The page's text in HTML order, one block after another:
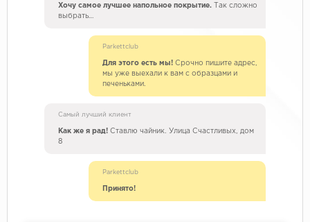
Хочу самое лучшее напольное покрытие. Так сложно
выбрать…
Parkettclub
Для этого есть мы! Срочно пишите адрес,
мы уже выехали к вам с образцами и
печеньками.
Самый лучший клиент
Как же я рад! Ставлю чайник. Улица Счастливых, дом
8
Parkettclub
Принято!